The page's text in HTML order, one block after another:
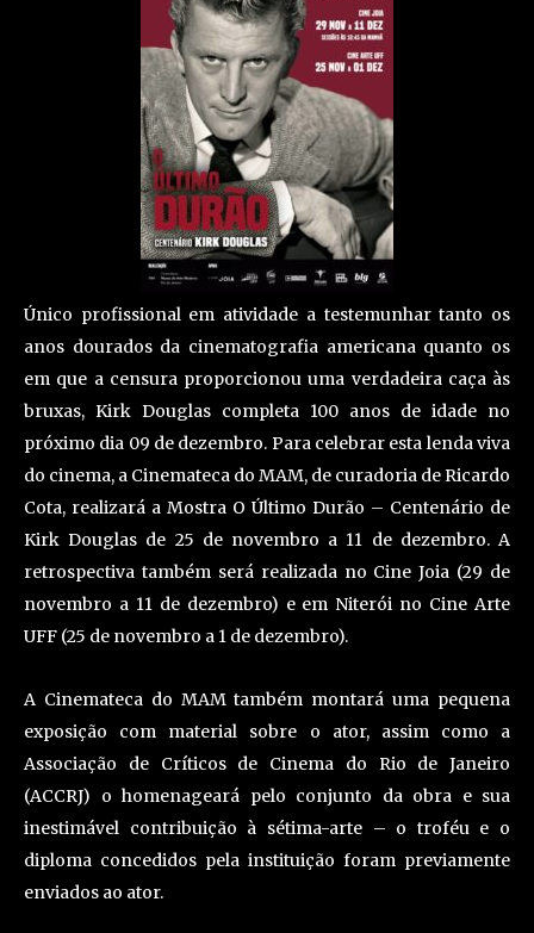
Único profissional em atividade a testemunhar tanto os
anos dourados da cinematografia americana quanto os
em que a censura proporcionou uma verdadeira caça às
bruxas, Kirk Douglas completa 100 anos de idade no
próximo dia 09 de dezembro. Para celebrar esta lenda viva
do cinema, a Cinemateca do MAM, de curadoria de Ricardo
Cota, realizará a Mostra O Último Durão – Centenário de
Kirk Douglas de 25 de novembro a 11 de dezembro. A
retrospectiva também será realizada no Cine Joia (29 de
novembro a 11 de dezembro) e em Niterói no Cine Arte
UFF (25 de novembro a 1 de dezembro).
A Cinemateca do MAM também montará uma pequena
exposição com material sobre o ator, assim como a
Associação de Críticos de Cinema do Rio de Janeiro
(ACCRJ) o homenageará pelo conjunto da obra e sua
inestimável contribuição à sétima-arte – o troféu e o
diploma concedidos pela instituição foram previamente
enviados ao ator.